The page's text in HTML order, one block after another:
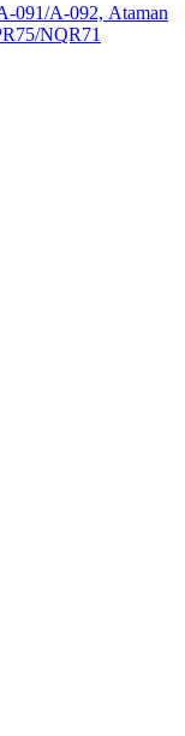
091/А-092, Ataman
NQR71